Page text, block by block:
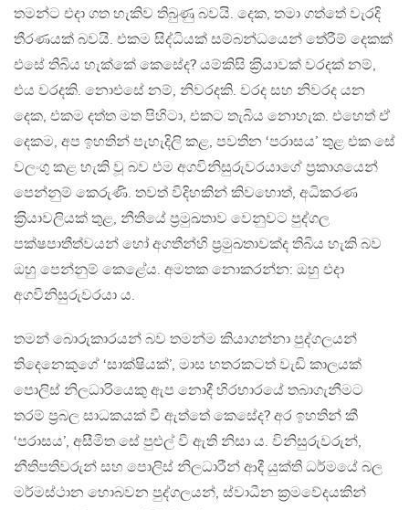
තමන්ට එදා ගත හැකිව තිබුණු බවයි. දෙක, තමා ගත්තේ වැරදි
තීරණයක් බවයි. එකම සිද්ධියක් සම්බන්ධයෙන් තේරීම් දෙකක්
එසේ තිබිය හැක්කේ කෙසේද? යම්කිසි ක‍්‍රියාවක් වරදක් නම්,
එය වරදකි. නොඑසේ නම්, නිවරදකි. වරද සහ නිවරද යන
දෙක, එකම දත්ත මත පිහිටා, එකට තැබිය නොහැක. එහෙත් ඒ
දෙකම, අප ඉහතින් පැහැදිලි කළ, පවතින ‘පරාසය’ තුළ එක සේ
වලංගු කළ හැකි වූ බව එම අගවිනිසුරුවරයාගේ ප‍්‍රකාශයෙන්
පෙන්නුම් කෙරුණි. තවත් විදිහකින් කිවහොත්, අධිකරණ
ක‍්‍රියාවලියක් තුළ, නීතියේ ප‍්‍රමුඛතාව වෙනුවට පුද්ගල
පක්ෂපාතීත්වයන් හෝ අගතීන්හි ප‍්‍රමුඛතාවක්ද තිබිය හැකි බව
ඔහු පෙන්නුම් කෙළේය. අමතක නොකරන්න: ඔහු එදා
අගවිනිසුරුවරයා ය.
තමන් බොරුකාරයන් බව තමන්ම කියාගන්නා පුද්ගලයන්
තිදෙනෙකුගේ ‘සාක්ෂියක්’, මාස හතරකටත් වැඩි කාලයක්
පොලිස් නිලධාරියෙකු ඇප නොදී හිරභාරයේ තබාගැනීමට
තරම් ප‍්‍රබල සාධකයක් වී ඇත්තේ කෙසේද? අර ඉහතින් කී
‘පරාසය’, අසීමිත සේ පුළුල් වී ඇති නිසා ය. විනිසුරුවරුන්,
නීතිපතිවරුන් සහ පොලිස් නිලධාරීන් ආදී යුක්ති ධර්මයේ බල
මර්මස්ථාන හොබවන පුද්ගලයන්, ස්වාධීන ක‍්‍රමවේදයකින්